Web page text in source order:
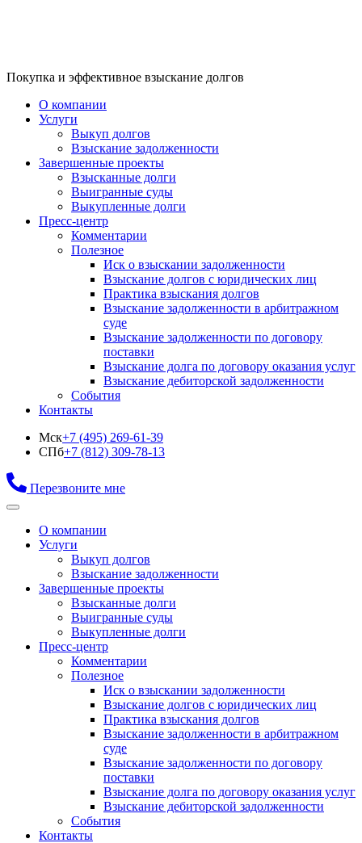
Покупка и эффективное взыскание долгов
О компании
Услуги
Выкуп долгов
Взыскание задолженности
Завершенные проекты
Взысканные долги
Выигранные суды
Выкупленные долги
Пресс-центр
Комментарии
Полезное
Иск о взыскании задолженности
Взыскание долгов с юридических лиц
Практика взыскания долгов
Взыскание задолженности в арбитражном
суде
Взыскание задолженности по договору
поставки
Взыскание долга по договору оказания услуг
Взыскание дебиторской задолженности
События
Контакты
Мск+7 (495) 269-61-39
СПб+7 (812) 309-78-13
Перезвоните мне
О компании
Услуги
Выкуп долгов
Взыскание задолженности
Завершенные проекты
Взысканные долги
Выигранные суды
Выкупленные долги
Пресс-центр
Комментарии
Полезное
Иск о взыскании задолженности
Взыскание долгов с юридических лиц
Практика взыскания долгов
Взыскание задолженности в арбитражном
суде
Взыскание задолженности по договору
поставки
Взыскание долга по договору оказания услуг
Взыскание дебиторской задолженности
События
Контакты